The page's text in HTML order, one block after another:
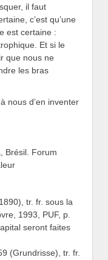
il faut
c’est qu’une
est certaine :
Et si le
que nous ne
les bras
nous d’en inventer
Brésil. Forum
tr. fr. sous la
1993, PUF, p.
seront faites
(Grundrisse), tr. fr.